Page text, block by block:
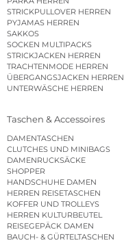
STRICKPULLOVER HERREN
PYJAMAS HERREN
SAKKOS
SOCKEN MULTIPACKS
STRICKJACKEN HERREN
TRACHTENMODE HERREN
ÜBERGANGSJACKEN HERREN
UNTERWÄSCHE HERREN
Taschen & Accessoires
DAMENTASCHEN
CLUTCHES UND MINIBAGS
DAMENRUCKSÄCKE
SHOPPER
HANDSCHUHE DAMEN
HERREN REISETASCHEN
KOFFER UND TROLLEYS
HERREN KULTURBEUTEL
REISEGEPÄCK DAMEN
BAUCH- & GÜRTELTASCHEN